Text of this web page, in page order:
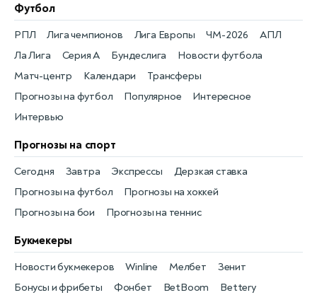
Футбол
Новости футбола
РПЛ
Матч-центр
Лига чемпионов
Календари
Лига Европы
Трансферы
ЧМ-2026
Прогнозы на футбол
АПЛ
Популярное
Ла Лига
Интересное
Серия А
Интервью
Бундеслига
Прогнозы на спорт
Прогнозы на футбол
Сегодня
Прогнозы на хоккей
Завтра
Прогнозы на бои
Экспрессы
Прогнозы на теннис
Дерзкая ставка
Букмекеры
Бонусы и фрибеты
Новости букмекеров
Фонбет
Winline
BetBoom
Мелбет
Bettery
Зенит